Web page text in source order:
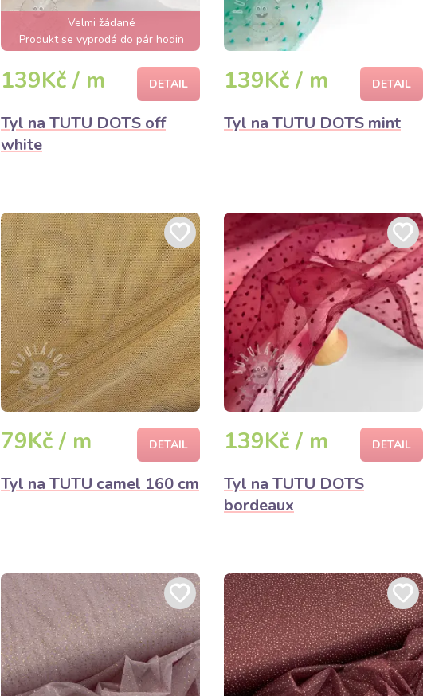
Velmi žádané
Produkt se vyprodá do pár hodin
139Kč / m DETAIL
Tyl na TUTU DOTS off
white
139Kč / m DETAIL
Tyl na TUTU DOTS mint
79Kč / m DETAIL
Tyl na TUTU camel 160 cm
139Kč / m DETAIL
Tyl na TUTU DOTS
bordeaux